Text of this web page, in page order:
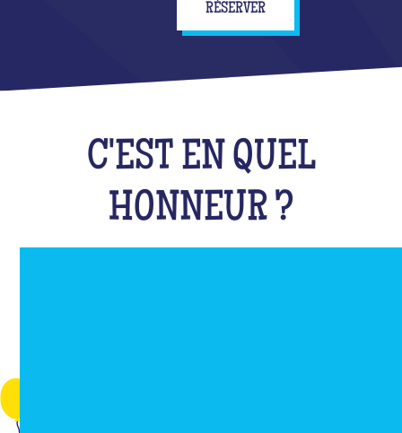
RÉSERVER
C'EST EN QUEL
HONNEUR ?